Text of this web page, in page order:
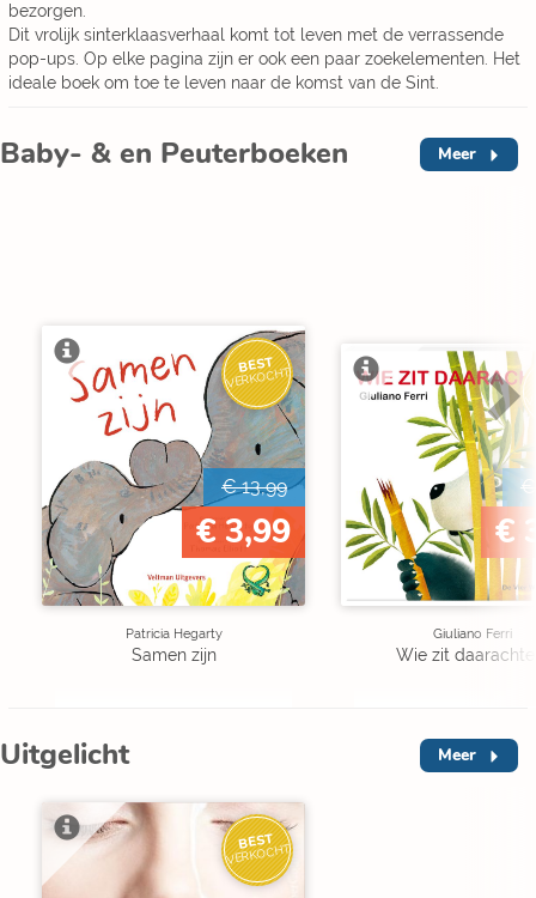
bezorgen.
Dit vrolijk sinterklaasverhaal komt tot leven met de verrassende
pop-ups. Op elke pagina zijn er ook een paar zoekelementen. Het
ideale boek om toe te leven naar de komst van de Sint.
Baby- & en Peuterboeken Meer
BEST
VERKOCHT
€ 13,99
€ 3,99
Patricia Hegarty
Samen zijn
€
€
Giuliano Ferri
Wie zit
Uitgelicht Meer
BEST
VERKOCHT